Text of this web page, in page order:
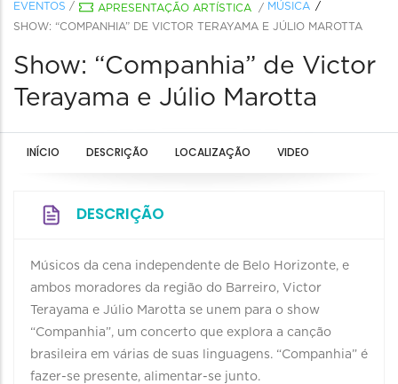
EVENTOS / APRESENTAÇÃO ARTÍSTICA / MÚSICA
SHOW: “COMPANHIA” DE VICTOR TERAYAMA E JÚLIO MAROTTA
Show: “Companhia” de Victor
Terayama e Júlio Marotta
INÍCIO DESCRIÇÃO LOCALIZAÇÃO VIDEO
DESCRIÇÃO
Músicos da cena independente de Belo Horizonte, e
ambos moradores da região do Barreiro, Victor
Terayama e Júlio Marotta se unem para o show
“Companhia”, um concerto que explora a canção
brasileira em várias de suas linguagens. “Companhia” é
fazer-se presente, alimentar-se junto.